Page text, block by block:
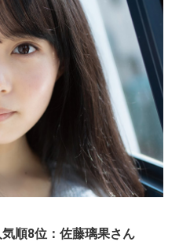
順8位：佐藤璃果さん